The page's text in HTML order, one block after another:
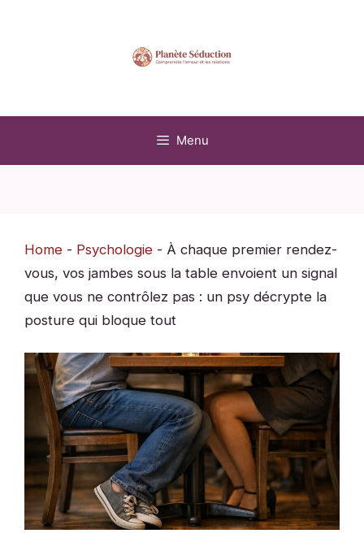
Menu
Home - Psychologie - À chaque premier rendez-
vous, vos jambes sous la table envoient un signal
que vous ne contrôlez pas : un psy décrypte la
posture qui bloque tout